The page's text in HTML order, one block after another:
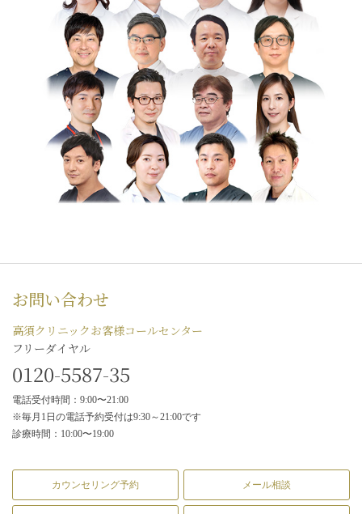
お問い合わせ
高須クリニックお客様コールセンター
フリーダイヤル
0120-5587-35
電話受付時間：9:00〜21:00
※毎月1日の電話予約受付は9:30～21:00です
診療時間：10:00〜19:00
カウンセリング予約 メール相談